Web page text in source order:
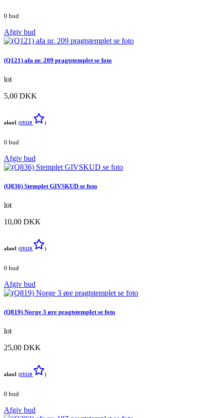
0 bud
Afgiv bud
(Q121) afa nr. 209 pragtstemplet se foto
lot
5,00 DKK
alan1 (19320 )
0 bud
Afgiv bud
(Q836) Stemplet GIVSKUD se foto
lot
10,00 DKK
alan1 (19320 )
0 bud
Afgiv bud
(Q819) Norge 3 øre pragtstemplet se foto
lot
25,00 DKK
alan1 (19320 )
0 bud
Afgiv bud